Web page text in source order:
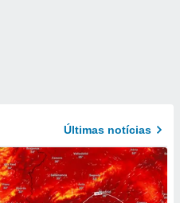
Últimas notícias